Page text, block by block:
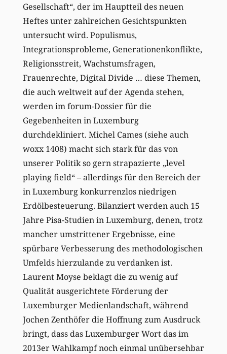
Gesellschaft“, der im Hauptteil des neuen
Heftes unter zahlreichen Gesichtspunkten
untersucht wird. Populismus,
Integrationsprobleme, Generationenkonflikte,
Religionsstreit, Wachstumsfragen,
Frauenrechte, Digital Divide … diese Themen,
die auch weltweit auf der Agenda stehen,
werden im forum-Dossier für die
Gegebenheiten in Luxemburg
durchdekliniert. Michel Cames (siehe auch
woxx 1408) macht sich stark für das von
unserer Politik so gern strapazierte „level
playing field“ – allerdings für den Bereich der
in Luxemburg konkurrenzlos niedrigen
Erdölbesteuerung. Bilanziert werden auch 15
Jahre Pisa-Studien in Luxemburg, denen, trotz
mancher umstrittener Ergebnisse, eine
spürbare Verbesserung des methodologischen
Umfelds hierzulande zu verdanken ist.
Laurent Moyse beklagt die zu wenig auf
Qualität ausgerichtete Förderung der
Luxemburger Medienlandschaft, während
Jochen Zenthöfer die Hoffnung zum Ausdruck
bringt, dass das Luxemburger Wort das im
2013er Wahlkampf noch einmal unübersehbar